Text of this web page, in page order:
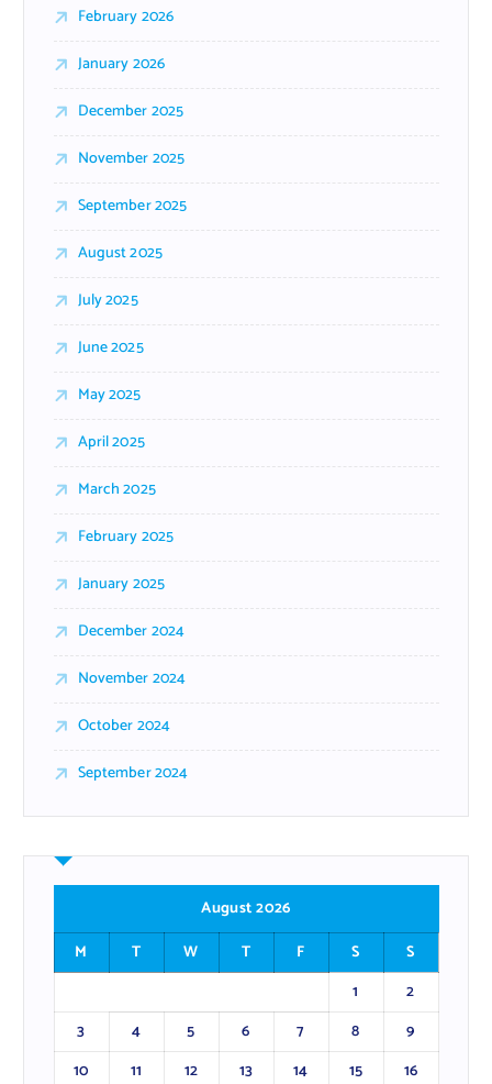
February 2026
January 2026
December 2025
November 2025
September 2025
August 2025
July 2025
June 2025
May 2025
April 2025
March 2025
February 2025
January 2025
December 2024
November 2024
October 2024
September 2024
August 2026
M
T W T F S
S
1
2
3
4 5 6 7 8
9
10
11 12 13 14 15
16